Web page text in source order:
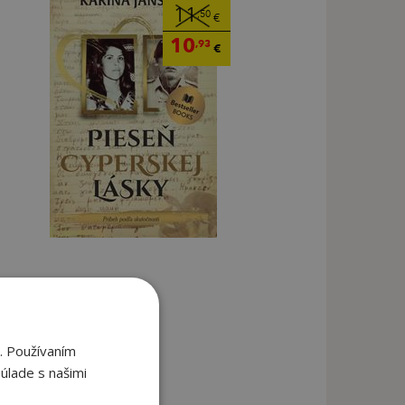
11,50 €
10,93 €
s našimi